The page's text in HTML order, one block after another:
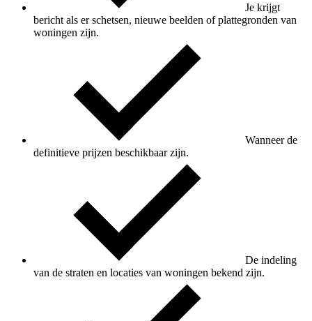
Je krijgt
bericht als er schetsen, nieuwe beelden of plattegronden van
woningen zijn.
Wanneer de
definitieve prijzen beschikbaar zijn.
De indeling
van de straten en locaties van woningen bekend zijn.